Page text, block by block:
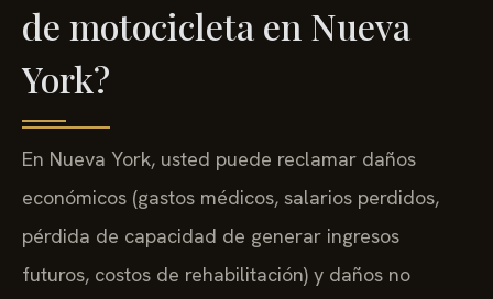
de motocicleta en Nueva
York?
En Nueva York, usted puede reclamar daños
económicos (gastos médicos, salarios perdidos,
pérdida de capacidad de generar ingresos
futuros, costos de rehabilitación) y daños no